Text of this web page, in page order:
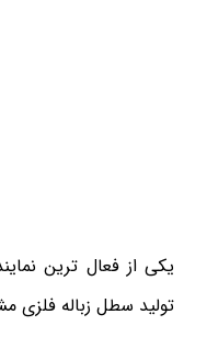
یکی از فعال ترین
تولید سطل زباله فلزی